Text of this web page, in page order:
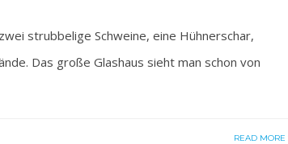
strubbelige Schweine, eine Hühnerschar,
Das große Glashaus sieht man schon von
READ MORE